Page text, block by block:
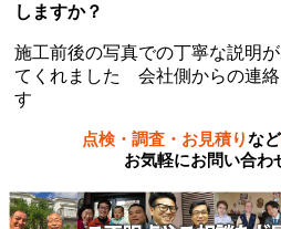
しますか？
施工前後の写真での丁寧な説明
てくれました 会社側からの連絡
す
点検・調査・お見積りなど
お気軽にお問い合わ